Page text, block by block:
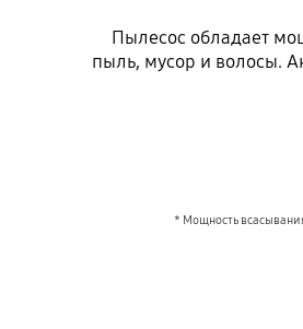
Пылесос обладает
пыль, мусор и волосы.
* Мощность